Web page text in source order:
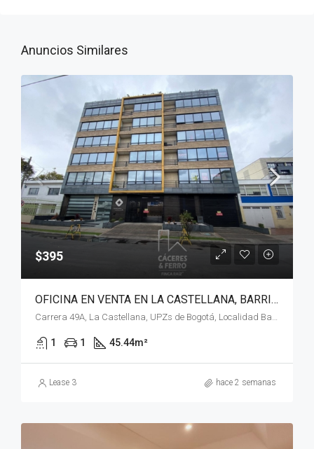
Anuncios Similares
$395
OFICINA EN VENTA EN LA CASTELLANA, BARRIOS UNIDOS, BOGOTÁ, D.C. – (1074)
Carrera 49A, La Castellana, UPZs de Bogotá, Localidad Barrios Unidos, Bogotá, Bogotá, Distrito Capital, RAP (Especial) Central, 111211, Colombia
1 1 45.44m²
Lease 3 hace 2 semanas